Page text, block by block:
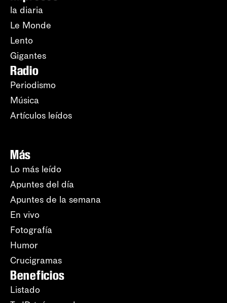
la diaria
Le Monde
Lento
Gigantes
Radio
Periodismo
Música
Artículos leídos
Más
Lo más leído
Apuntes del día
Apuntes de la semana
En vivo
Fotografía
Humor
Crucigramas
Beneficios
Listado